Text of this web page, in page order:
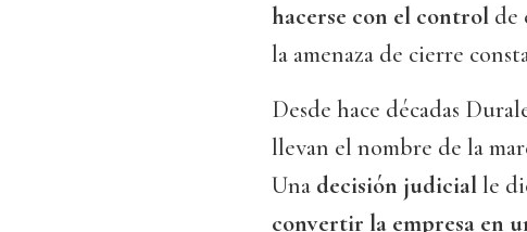
hacerse con el control de
la amenaza de cierre
Desde hace décadas
llevan el nombre de la
Una decisión judicialle
convertir la empresa en